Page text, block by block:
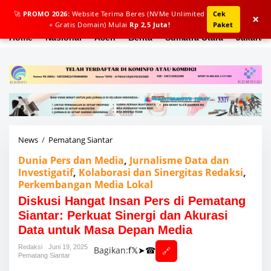
🚀 PROMO 2026: Website Terima Beres (NVMe Unlimited
+ Gratis Domain) Mulai Rp 2,5 Juta!
Cek
Paket
×
a Home Nasional Aceh Berita Sumatra Utara Jakarta
News / Pematang Siantar
s
k
u
i
H
a
n
g
Dunia Pers dan Media, Jurnalisme Data dan
Investigatif, Kolaborasi dan Sinergitas Redaksi,
Perkembangan Media Lokal
Diskusi Hangat Insan Pers di Pematang
Siantar: Perkuat Sinergi dan Akurasi
Data untuk Masa Depan Media
Redaksi
Juni 19, 2025
Pematang Siantar
Bagikan:f𝕏➤☎ 🔗